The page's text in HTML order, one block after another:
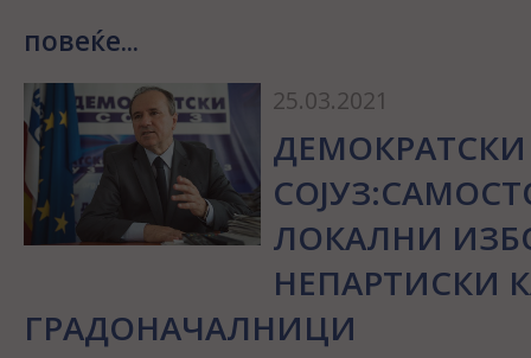
повеќе...
25.03.2021
ДЕМОКРАТСКИ
ЛОКАЛНИ
НЕПАРТИСКИ
ГРАДОНАЧАЛНИЦИ